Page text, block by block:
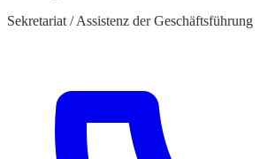
Sekretariat / Assistenz der Geschäftsführung